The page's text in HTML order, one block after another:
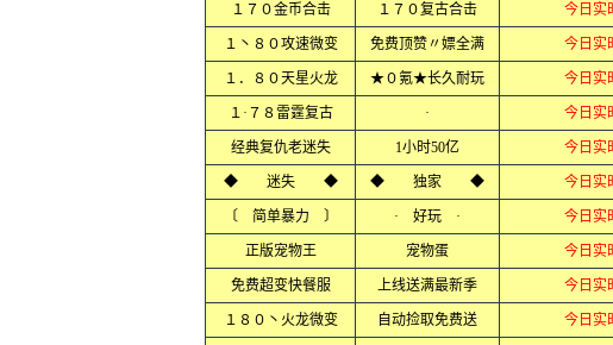
１７０金币合击 １７０复古合击 今日实
１丶８０攻速微变 免费顶赞〃嫖全满 今日实
１．８０天星火龙 ★０氪★长久耐玩 今日实
１·７８雷霆复古 · 今日实
经典复仇老迷失 1小时50亿 今日实
◆ 迷失 ◆ ◆ 独家 ◆ 今日实
〔 简单暴力 〕 · 好玩 · 今日实
正版宠物王 宠物蛋 今日实
免费超变快餐服 上线送满最新季 今日实
１８０丶火龙微变 自动捡取免费送 今日实